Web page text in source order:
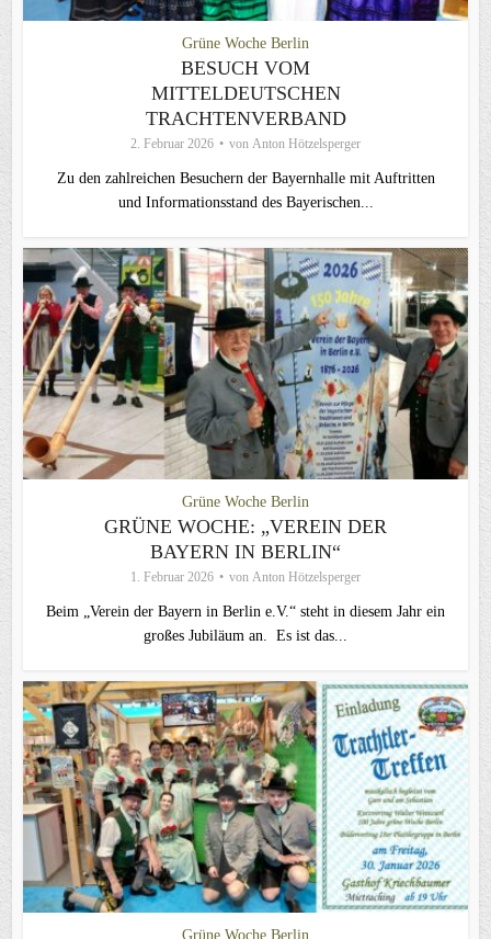
Grüne Woche Berlin
BESUCH VOM
MITTELDEUTSCHEN
TRACHTENVERBAND
2. Februar 2026 von Anton Hötzelsperger
Zu den zahlreichen Besuchern der Bayernhalle mit Auftritten
und Informationsstand des Bayerischen...
Grüne Woche Berlin
GRÜNE WOCHE: „VEREIN DER
BAYERN IN BERLIN“
1. Februar 2026 von Anton Hötzelsperger
Beim „Verein der Bayern in Berlin e.V.“ steht in diesem Jahr ein
großes Jubiläum an. Es ist das...
Grüne Woche Berlin